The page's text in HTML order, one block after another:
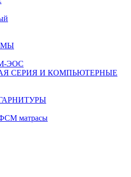
ЭОС
СЕРИЯ И КОМПЬЮТЕРНЫЕ
матрасы